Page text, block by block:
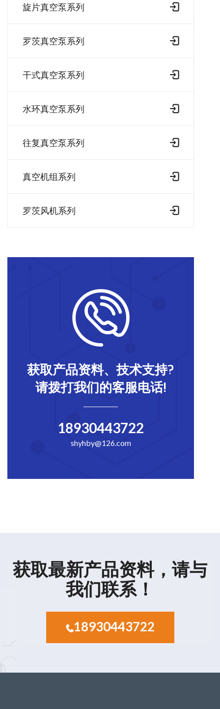
旋片真空泵系列
罗茨真空泵系列
干式真空泵系列
水环真空泵系列
往复真空泵系列
真空机组系列
罗茨风机系列
获取产品资料、技术支持?
请拨打我们的客服电话!
18930443722
shyhby@126.com
获取最新产品资料，请与
我们联系！
18930443722